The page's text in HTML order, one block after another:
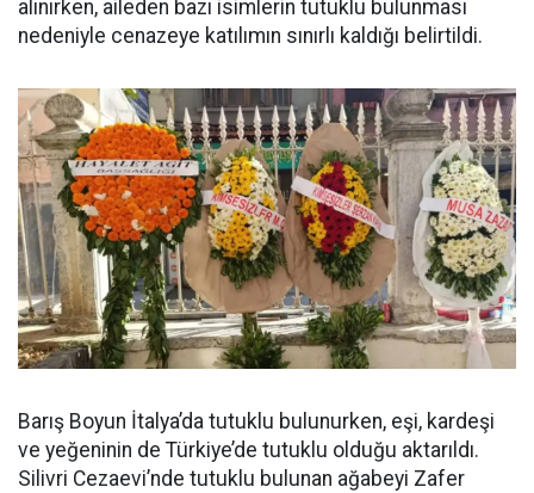
alınırken, aileden bazı isimlerin tutuklu bulunması
nedeniyle cenazeye katılımın sınırlı kaldığı belirtildi.
Barış Boyun İtalya’da tutuklu bulunurken, eşi, kardeşi
ve yeğeninin de Türkiye’de tutuklu olduğu aktarıldı.
Silivri Cezaevi’nde tutuklu bulunan ağabeyi Zafer